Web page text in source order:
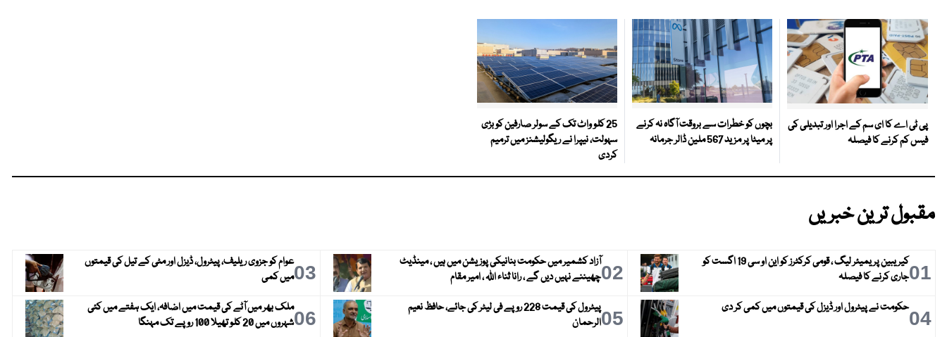
پی ٹی اے کا ای سم کے اجرا اور تبدیلی کی
فیس کم کرنے کا فیصلہ
بچوں کو خطرات سے بروقت آگاہ نہ کرنے
پر میٹا پر مزید 567 ملین ڈالر جرمانہ
25 کلو واٹ تک کے سولر صارفین کو بڑی
سہولت، نیپرا نے ریگولیشنز میں ترمیم
کردی
مقبول ترین خبریں
01
کیریبین پریمیئر لیگ ، قومی کرکٹرز کو این او سی 19 اگست کو
جاری کرنے کا فیصلہ
02آزاد کشمیر میں حکومت بنانیکی پوزیشن میں ہیں ، مینڈیٹ
چھیننے نہیں دیں گے ، رانا ثناء اللہ ، امیر مقام
03عوام کو جزوی ریلیف، پیٹرول، ڈیزل اور مٹی کے تیل کی قیمتوں
میں کمی
04حکومت نے پیٹرول اور ڈیزل کی قیمتوں میں کمی کر دی 05
پیٹرول کی قیمت 228 روپے فی لیٹر کی جائے، حافظ نعیم
الرحمان
06ملک بھر میں آٹے کی قیمت میں اضافہ، ایک ہفتے میں کئی
شہروں میں 20 کلو تھیلا 100 روپے تک مہنگا